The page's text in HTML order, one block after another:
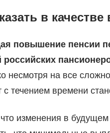
в
повышение пенсии
российских
несмотря на все
с течением времени
изменения в